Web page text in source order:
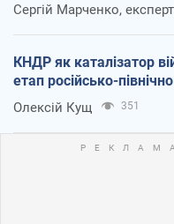
Сергій Марченко, експерт
КНДР як каталізатор
етап російсько-
Олексій Кущ 351